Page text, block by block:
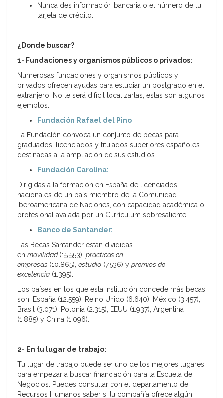
Nunca des información bancaria o el número de tu
tarjeta de crédito.
¿Donde buscar?
1- Fundaciones y organismos públicos o privados:
Numerosas fundaciones y organismos públicos y
privados ofrecen ayudas para estudiar un postgrado en el
extranjero. No te será difícil localizarlas, estas son algunos
ejemplos:
Fundación Rafael del Pino
La Fundación convoca un conjunto de becas para
graduados, licenciados y titulados superiores españoles
destinadas a la ampliación de sus estudios
Fundación Carolina:
Dirigidas a la formación en España de licenciados
nacionales de un país miembro de la Comunidad
Iberoamericana de Naciones, con capacidad académica o
profesional avalada por un Currículum sobresaliente.
Banco de Santander:
Las Becas Santander están divididas
en movilidad (15.553), prácticas en
empresas (10.865), estudio (7.536) y premios de
excelencia (1.395).
Los países en los que esta institución concede más becas
son: España (12.559), Reino Unido (6.640), México (3.457),
Brasil (3.071), Polonia (2.315), EEUU (1.937), Argentina
(1.885) y China (1.096).
2- En tu lugar de trabajo:
Tu lugar de trabajo puede ser uno de los mejores lugares
para empezar a buscar financiación para la Escuela de
Negocios. Puedes consultar con el departamento de
Recursos Humanos saber si tu compañía ofrece algún